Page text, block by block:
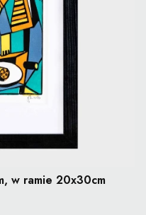
w ramie 20x30cm